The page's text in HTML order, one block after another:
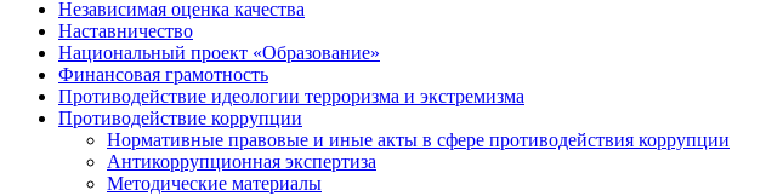
Независимая оценка качества
Наставничество
Национальный проект «Образование»
Финансовая грамотность
Противодействие идеологии терроризма и экстремизма
Противодействие коррупции
Нормативные правовые и иные акты в сфере противодействия коррупции
Антикоррупционная экспертиза
Методические материалы